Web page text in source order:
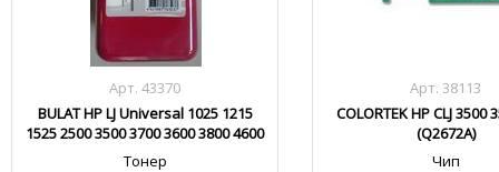
Арт. 43370
BULAT HP LJ Universal 1025 1215
1525 2500 3500 3700 3600 3800 4600
4700 5500 HM103.1
Тонер
Арт. 38113
COLORTEK HP CLJ 3500
(Q2672A)
Чип